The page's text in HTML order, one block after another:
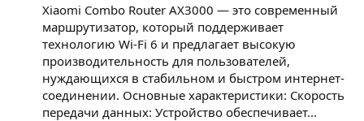
Xiaomi Combo Router AX3000 — это современный
маршрутизатор, который поддерживает
технологию Wi-Fi 6 и предлагает высокую
производительность для пользователей,
нуждающихся в стабильном и быстром интернет-
соединении. Основные характеристики: Скорость
передачи данных: Устройство обеспечивает...